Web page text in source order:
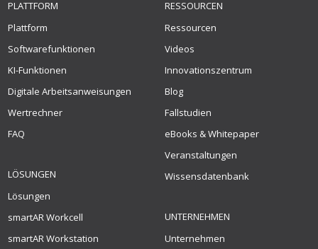
PLATTFORM
Plattform
Softwarefunktionen
KI-Funktionen
Digitale Arbeitsanweisungen
Wertrechner
FAQ
LÖSUNGEN
Lösungen
smartAR Workcell
smartAR Workstation
RESSOURCEN
Ressourcen
Videos
Innovationszentrum
Blog
Fallstudien
eBooks & Whitepaper
Veranstaltungen
Wissensdatenbank
UNTERNEHMEN
Unternehmen